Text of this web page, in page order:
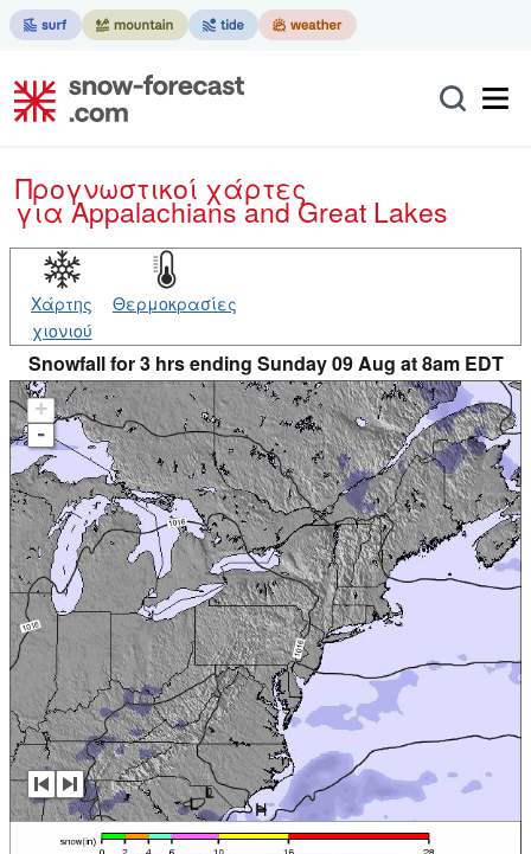
Προγνωστικοί χάρτες
για Appalachians and Great Lakes
Χάρτης
χιονιού
Θερμοκρασίες
Snowfall for 3 hrs ending Sunday 09 Aug at 8am EDT
+
-